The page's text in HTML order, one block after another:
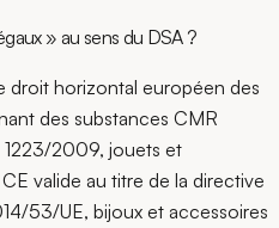
» au sens du DSA ?
droit horizontal européen des
des substances CMR
1223/2009, jouets et
valide au titre de la directive
53/UE, bijoux et accessoires